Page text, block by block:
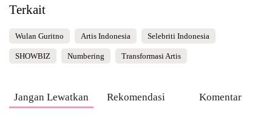
Terkait
Wulan Guritno Artis Indonesia Selebriti Indonesia
SHOWBIZ Numbering Transformasi Artis
Jangan Lewatkan Rekomendasi Komentar